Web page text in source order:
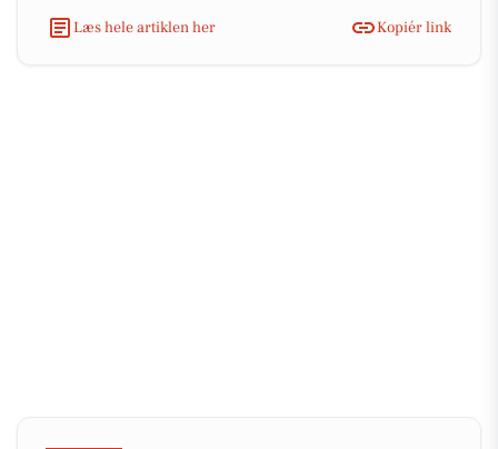
Læs hele artiklen her
Kopiér link